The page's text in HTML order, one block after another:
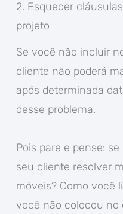
2. Esquecer
projeto
Se você não incluir
cliente não poderá
após determinada
desse problema.
Pois pare e pense:
seu cliente resolver
móveis? Como você
você não colocou no